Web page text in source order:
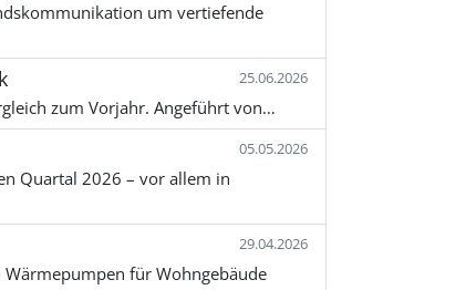
um vertiefende
25.06.2026
zum Vorjahr. Angeführt von…
05.05.2026
Quartal 2026 – vor allem in
29.04.2026
für Wohngebäude